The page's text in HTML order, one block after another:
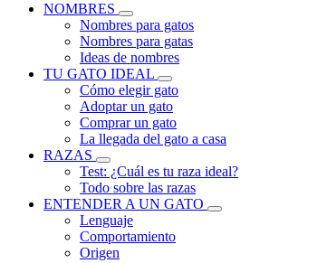
NOMBRES
Nombres para gatos
Nombres para gatas
Ideas de nombres
TU GATO IDEAL
Cómo elegir gato
Adoptar un gato
Comprar un gato
La llegada del gato a casa
RAZAS
Test: ¿Cuál es tu raza ideal?
Todo sobre las razas
ENTENDER A UN GATO
Lenguaje
Comportamiento
Origen